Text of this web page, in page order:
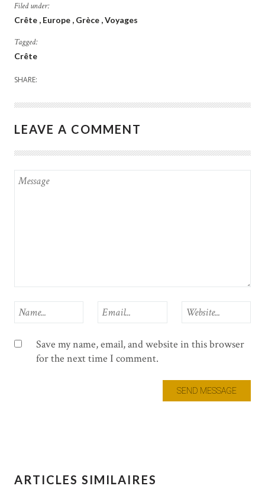
Filed under:
Crête Europe Grèce Voyages
Tagged:
Crête
SHARE:
LEAVE A COMMENT
Save my name, email, and website in this browser
for the next time I comment.
ARTICLES SIMILAIRES